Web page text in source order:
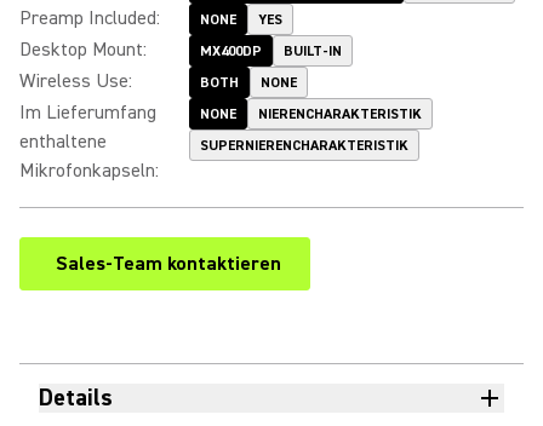
Preamp Included: NONE YES
Desktop Mount: MX400DP BUILT-IN
Wireless Use: BOTH NONE
Im Lieferumfang
enthaltene
Mikrofonkapseln:
NONE
NIERENCHARAKTERISTIK
SUPERNIERENCHARAKTERISTIK
Sales-Team kontaktieren
Details